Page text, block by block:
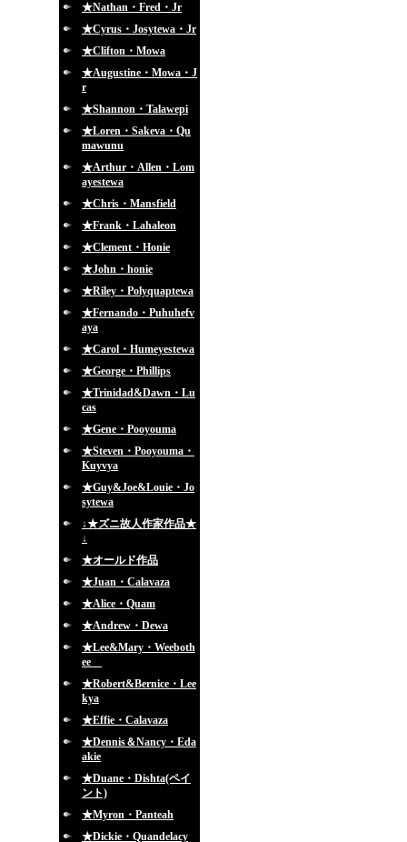
★Nathan・Fred・Jr
★Cyrus・Josytewa・Jr
★Clifton・Mowa
★Augustine・Mowa・J
r
★Shannon・Talawepi
★Loren・Sakeva・Qu
mawunu
★Arthur・Allen・Lom
ayestewa
★Chris・Mansfield
★Frank・Lahaleon
★Clement・Honie
★John・honie
★Riley・Polyquaptewa
★Fernando・Puhuhefv
aya
★Carol・Humeyestewa
★George・Phillips
★Trinidad&Dawn・Lu
cas
★Gene・Pooyouma
★Steven・Pooyouma・
Kuyvya
★Guy&Joe&Louie・Jo
sytewa
↓★ズニ故人作家作品★
↓
★オールド作品
★Juan・Calavaza
★Alice・Quam
★Andrew・Dewa
★Lee&Mary・Weeboth
ee
★Robert&Bernice・Lee
kya
★Effie・Calavaza
★Dennis＆Nancy・Eda
akie
★Duane・Dishta(ペイ
ント)
★Myron・Panteah
★Dickie・Quandelacy